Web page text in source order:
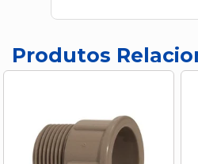
Produtos